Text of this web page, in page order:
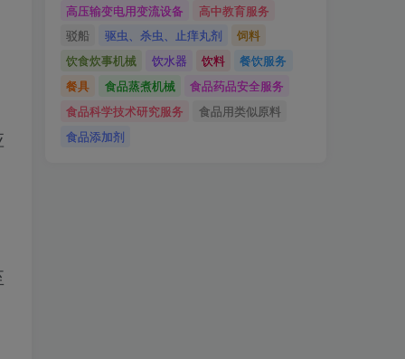
高压输变电用变流设备
高中教育服务
驳船
驱虫、杀虫、止痒丸剂
饲料
饮食炊事机械
饮水器 饮料
餐饮服务
餐具
食品蒸煮机械
食品药品安全服务
食品科学技术研究服务
食品用类似原料
食品添加剂